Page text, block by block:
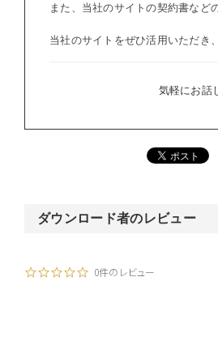
また、当社のサイトの契約書など
当社のサイトをぜひ活用いただき
気軽にお話
ダウンロード者のレビュー
0件のレビュー